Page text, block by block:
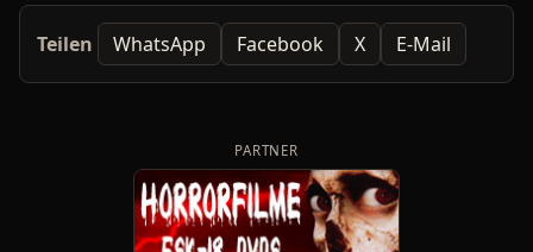
Teilen WhatsApp Facebook X E-Mail
PARTNER